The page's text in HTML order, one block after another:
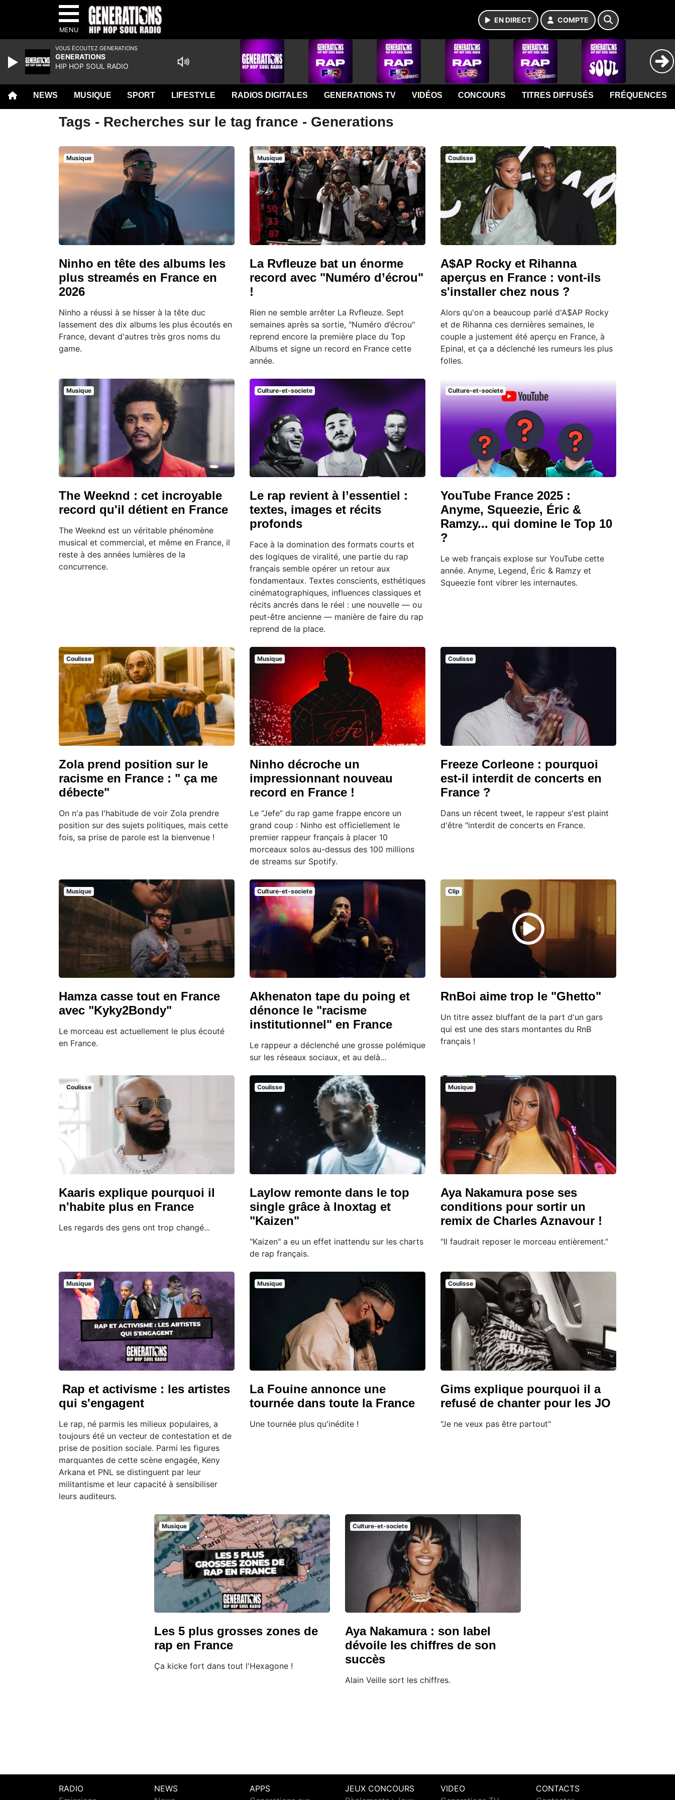
MENU
EN DIRECT COMPTE
NEWS MUSIQUE SPORT LIFESTYLE RADIOS DIGITALES GENERATIONS TV VIDÉOS CONCOURS TITRES DIFFUSÉS FRÉQUENCES
Tags - Recherches sur le tag france - Generations
Musique
Ninho en tête des albums les
plus streamés en France en
2026
Ninho a réussi à se hisser à la tête duc
lassement des dix albums les plus écoutés en
France, devant d'autres très gros noms du
game.
Musique
La Rvfleuze bat un énorme
record avec "Numéro d’écrou"
!
Rien ne semble arrêter La Rvfleuze. Sept
semaines après sa sortie, "Numéro d’écrou"
reprend encore la première place du Top
Albums et signe un record en France cette
année.
Coulisse
A$AP Rocky et Rihanna
aperçus en France : vont-ils
s'installer chez nous ?
Alors qu'on a beaucoup parlé d'A$AP Rocky
et de Rihanna ces dernières semaines, le
couple a justement été aperçu en France, à
Epinal, et ça a déclenché les rumeurs les plus
folles.
Musique
The Weeknd : cet incroyable
record qu'il détient en France
The Weeknd est un véritable phénomène
musical et commercial, et même en France, il
reste à des années lumières de la
concurrence.
Culture-et-societe
Le rap revient à l’essentiel :
textes, images et récits
profonds
Face à la domination des formats courts et
des logiques de viralité, une partie du rap
français semble opérer un retour aux
fondamentaux. Textes conscients, esthétiques
cinématographiques, influences classiques et
récits ancrés dans le réel : une nouvelle — ou
peut-être ancienne — manière de faire du rap
reprend de la place.
Culture-et-societe
YouTube France 2025 :
Anyme, Squeezie, Éric &
Ramzy... qui domine le Top 10
?
Le web français explose sur YouTube cette
année. Anyme, Legend, Éric & Ramzy et
Squeezie font vibrer les internautes.
Coulisse
Zola prend position sur le
racisme en France : " ça me
débecte"
On n'a pas l'habitude de voir Zola prendre
position sur des sujets politiques, mais cette
fois, sa prise de parole est la bienvenue !
Musique
Ninho décroche un
impressionnant nouveau
record en France !
Le “Jefe” du rap game frappe encore un
grand coup : Ninho est officiellement le
premier rappeur français à placer 10
morceaux solos au-dessus des 100 millions
de streams sur Spotify.
Coulisse
Freeze Corleone : pourquoi
est-il interdit de concerts en
France ?
Dans un récent tweet, le rappeur s'est plaint
d'être "interdit de concerts en France.
Musique
Hamza casse tout en France
avec "Kyky2Bondy"
Le morceau est actuellement le plus écouté
en France.
Culture-et-societe
Akhenaton tape du poing et
dénonce le "racisme
institutionnel" en France
Le rappeur a déclenché une grosse polémique
sur les réseaux sociaux, et au delà...
Clip
RnBoi aime trop le "Ghetto"
Un titre assez bluffant de la part d'un gars
qui est une des stars montantes du RnB
français !
Coulisse
Kaaris explique pourquoi il
n'habite plus en France
Les regards des gens ont trop changé...
Coulisse
Laylow remonte dans le top
single grâce à Inoxtag et
"Kaizen"
"Kaizen" a eu un effet inattendu sur les charts
de rap français.
Musique
Aya Nakamura pose ses
conditions pour sortir un
remix de Charles Aznavour !
"Il faudrait reposer le morceau entièrement."
Musique
Rap et activisme : les artistes
qui s'engagent
Le rap, né parmis les milieux populaires, a
toujours été un vecteur de contestation et de
prise de position sociale. Parmi les figures
marquantes de cette scène engagée, Keny
Arkana et PNL se distinguent par leur
militantisme et leur capacité à sensibiliser
leurs auditeurs.
Musique
La Fouine annonce une
tournée dans toute la France
Une tournée plus qu'inédite !
Coulisse
Gims explique pourquoi il a
refusé de chanter pour les JO
"Je ne veux pas être partout"
Musique
Les 5 plus grosses zones de
rap en France
Ça kicke fort dans tout l'Hexagone !
Culture-et-societe
Aya Nakamura : son label
dévoile les chiffres de son
succès
Alain Veille sort les chiffres.
RADIO
NEWS
APPS
JEUX CONCOURS
VIDEO
CONTACTS
VOUS ÉCOUTEZ GENERATIONS
GENERATIONS
HIP HOP SOUL RADIO